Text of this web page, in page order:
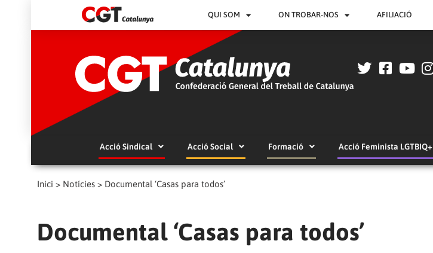
QUI SOM ON TROBAR-NOS AFILIACIÓ
Acció Sindical Acció Social Formació Acció Feminista LGTBIQ+
Inici > Notícies > Documental ‘Casas para todos’
Documental ‘Casas para todos’